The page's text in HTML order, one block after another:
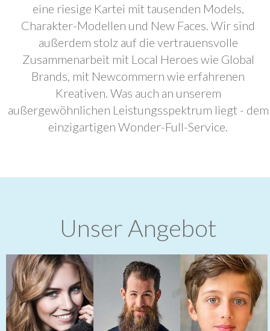
eine riesige Kartei mit tausenden Models,
Charakter-Modellen und New Faces. Wir sind
außerdem stolz auf die vertrauensvolle
Zusammenarbeit mit Local Heroes wie Global
Brands, mit Newcommern wie erfahrenen
Kreativen. Was auch an unserem
außergewöhnlichen Leistungsspektrum liegt - dem
einzigartigen Wonder-Full-Service.
Unser Angebot